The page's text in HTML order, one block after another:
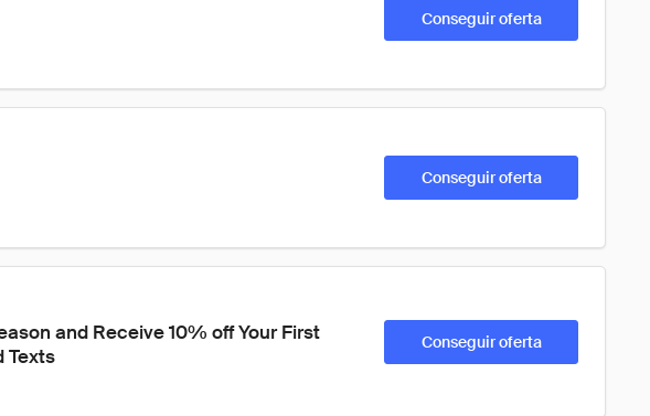
Conseguir oferta
Conseguir oferta
and Receive 10% off Your First
Texts
Conseguir oferta